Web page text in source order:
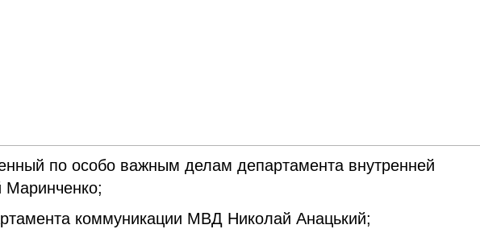
по особо важным делам департамента внутренней
Маринченко;
коммуникации МВД Николай Анацький;